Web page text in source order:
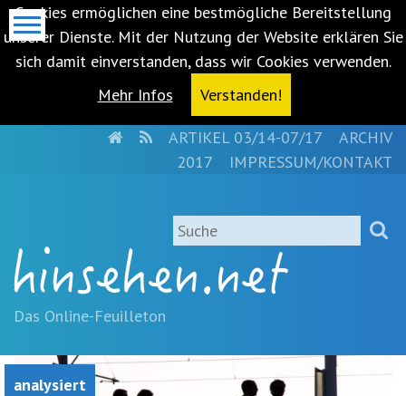
Cookies ermöglichen eine bestmögliche Bereitstellung
unserer Dienste. Mit der Nutzung der Website erklären Sie
sich damit einverstanden, dass wir Cookies verwenden.
Mehr Infos
Verstanden!
springen
(Accesskey
'1')Zur
springen
(Accesskey
HOMERSSARTIKEL 03/14-07/17
ARCHIV
2017
IMPRESSUM/KONTAKT
Suche
Das Online-Feuilleton
analysiert